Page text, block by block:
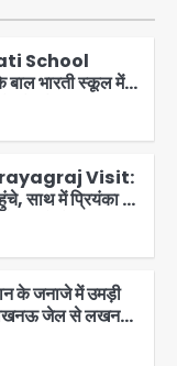
की शिकायत पर
Visit:
साथ में प्रियंका की
छात्रों से संवाद,
जनाजे में उमड़ी
लखनऊ जेल से लखनऊ
हरियाणा
ने मर्सिडीज से
महिला की मौत